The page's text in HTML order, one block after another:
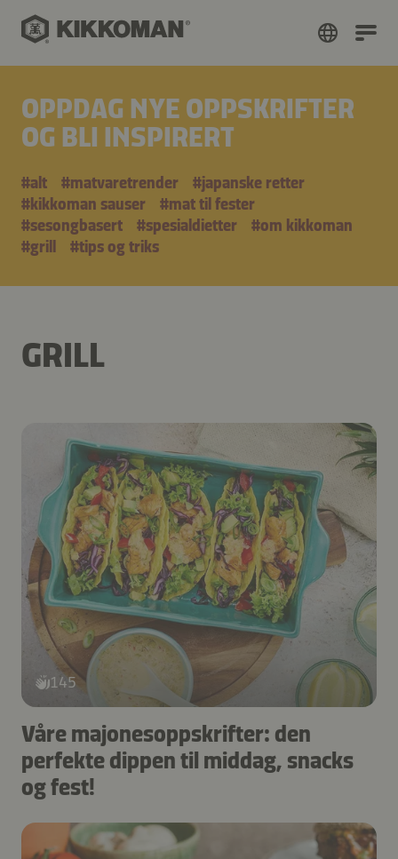
OPPDAG NYE OPPSKRIFTER
OG BLI INSPIRERT
#alt #matvaretrender
#japanske retter
#kikkoman sauser
#mat til fester
#sesongbasert
#spesialdietter
#om kikkoman
#grill
#tips og triks
GRILL
145
Våre majonesoppskrifter: den
perfekte dippen til middag, snacks
og fest!